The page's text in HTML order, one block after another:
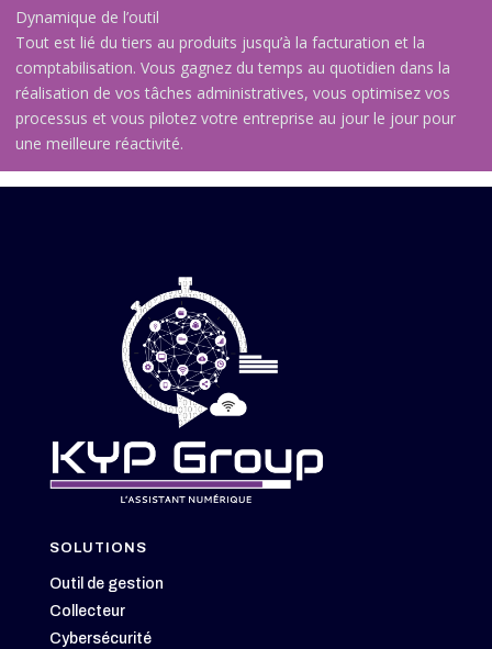
Dynamique de l’outil
Tout est lié du tiers au produits jusqu’à la facturation et la
comptabilisation. Vous gagnez du temps au quotidien dans la
réalisation de vos tâches administratives, vous optimisez vos
processus et vous pilotez votre entreprise au jour le jour pour
une meilleure réactivité.
SOLUTIONS
Outil de gestion
Collecteur
Cybersécurité